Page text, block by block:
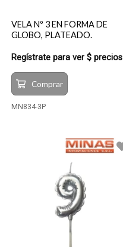
VELA Nº 3 EN FORMA DE
GLOBO, PLATEADO.
Regístrate para ver $ precios
Comprar
MN834-3P